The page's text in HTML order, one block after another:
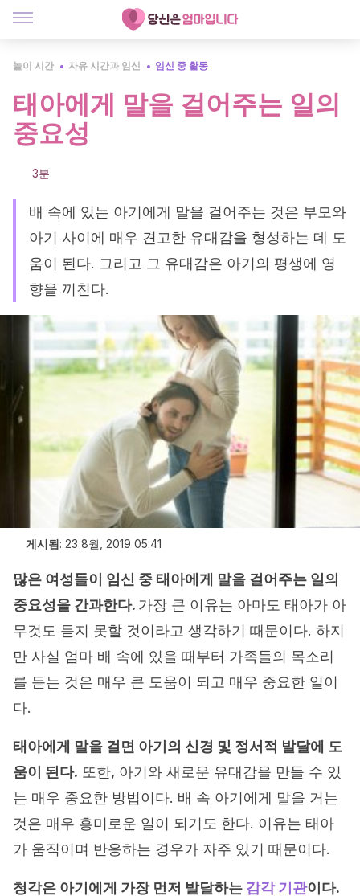
놀이 시간 자유 시간과 임신 임신 중 활동
태아에게 말을 걸어주는 일의
중요성
3분
배 속에 있는 아기에게 말을 걸어주는 것은 부모와
아기 사이에 매우 견고한 유대감을 형성하는 데 도
움이 된다. 그리고 그 유대감은 아기의 평생에 영
향을 끼친다.
게시됨: 23 8월, 2019 05:41
많은 여성들이 임신 중 태아에게 말을 걸어주는 일의
중요성을 간과한다. 가장 큰 이유는 아마도 태아가 아
무것도 듣지 못할 것이라고 생각하기 때문이다. 하지
만 사실 엄마 배 속에 있을 때부터 가족들의 목소리
를 듣는 것은 매우 큰 도움이 되고 매우 중요한 일이
다.
태아에게 말을 걸면 아기의 신경 및 정서적 발달에 도
움이 된다. 또한, 아기와 새로운 유대감을 만들 수 있
는 매우 중요한 방법이다. 배 속 아기에게 말을 거는
것은 매우 흥미로운 일이 되기도 한다. 이유는 태아
가 움직이며 반응하는 경우가 자주 있기 때문이다.
청각은 아기에게 가장 먼저 발달하는 감각 기관이다.